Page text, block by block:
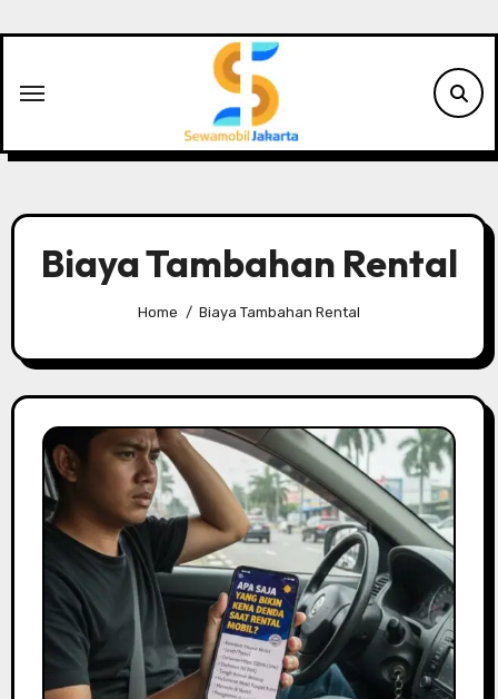
Biaya Tambahan Rental
Home Biaya Tambahan Rental